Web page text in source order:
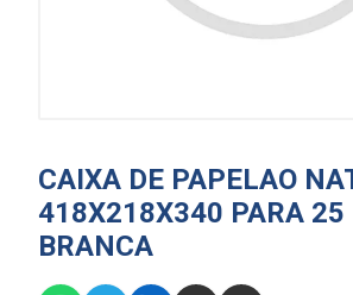
CAIXA DE PAPELAO
418X218X340 PARA 25
BRANCA